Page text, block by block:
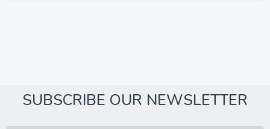
SUBSCRIBE OUR NEWSLETTER